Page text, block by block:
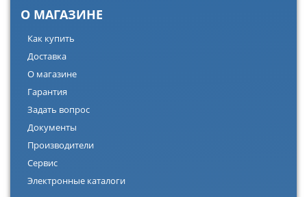
О МАГАЗИНЕ
Как купить
Доставка
О магазине
Гарантия
Задать вопрос
Документы
Производители
Сервис
Электронные каталоги